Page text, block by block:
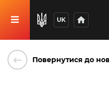
UK home
keyboard_backspace Повернутися до